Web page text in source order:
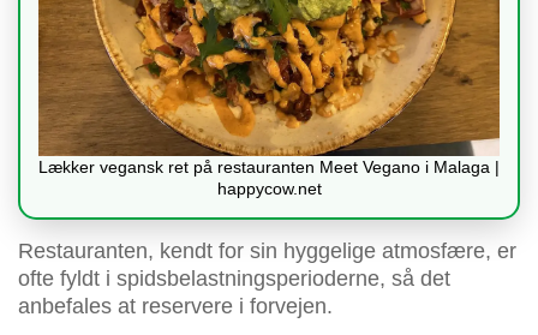
Lækker vegansk ret på restauranten Meet Vegano i Malaga |
happycow.net
Restauranten, kendt for sin hyggelige atmosfære, er
ofte fyldt i spidsbelastningsperioderne, så det
anbefales at reservere i forvejen.